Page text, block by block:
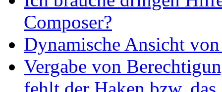
Composer?
Dynamische Ansicht
Vergabe von